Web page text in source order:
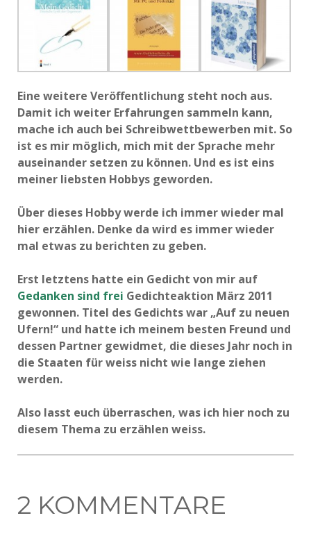
Eine weitere Veröffentlichung steht noch aus.
Damit ich weiter Erfahrungen sammeln kann,
mache ich auch bei Schreibwettbewerben mit. So
ist es mir möglich, mich mit der Sprache mehr
auseinander setzen zu können. Und es ist eins
meiner liebsten Hobbys geworden.
Über dieses Hobby werde ich immer wieder mal
hier erzählen. Denke da wird es immer wieder
mal etwas zu berichten zu geben.
Erst letztens hatte ein Gedicht von mir auf
Gedanken sind frei Gedichteaktion März 2011
gewonnen. Titel des Gedichts war „Auf zu neuen
Ufern!“ und hatte ich meinem besten Freund und
dessen Partner gewidmet, die dieses Jahr noch in
die Staaten für weiss nicht wie lange ziehen
werden.
Also lasst euch überraschen, was ich hier noch zu
diesem Thema zu erzählen weiss.
2 KOMMENTARE